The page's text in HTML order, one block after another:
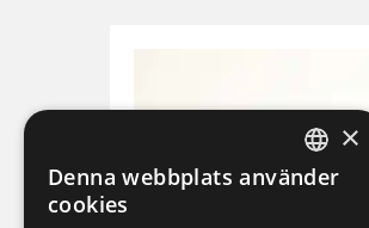
SWEDISH
×
Denna webbplats använder
cookies